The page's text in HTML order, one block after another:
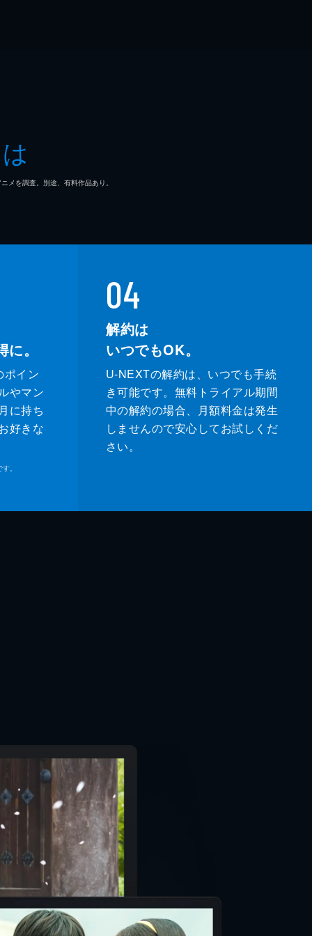
を調査。別途、有料作品あり。
。
ポイン
やマン
に持ち
好きな
。
04
解約は
いつでもOK。
U-NEXTの解約は、いつでも手続
き可能です。無料トライアル期間
中の解約の場合、月額料金は発生
しませんので安心してお試しくだ
さい。